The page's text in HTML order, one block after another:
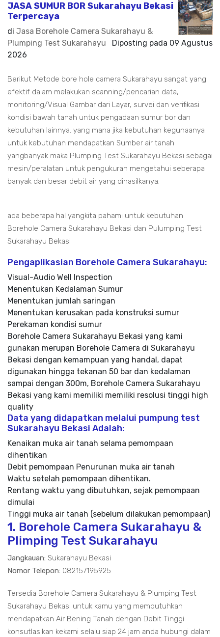
JASA SUMUR BOR Sukarahayu Bekasi
Terpercaya
di Jasa Borehole Camera Sukarahayu &
Plumping Test Sukarahayu
Diposting pada 09 Agustus
2026
Berikut Metode bore hole camera Sukarahayu sangat yang
efektif dalam melakukan scanning/pencarian data,
monitoring/Visual Gambar dari Layar, survei dan verifikasi
kondisi bawah tanah untuk pengadaan sumur bor dan
kebutuhan lainnya. yang mana jika kebutuhan kegunaanya
untuk kebutuhan mendapatkan Sumber air tanah
yangbanyak maka Plumping Test Sukarahayu Bekasi sebagai
mesin/peralatan untuk pengukuran mengetahui seberapa
banyak dan besar debit air yang dihasilkanya.
ada beberapa hal yangkita pahami untuk kebutuhan
Borehole Camera Sukarahayu Bekasi dan Pulumping Test
Sukarahayu Bekasi
Pengaplikasian Borehole Camera Sukarahayu:
Visual-Audio Well Inspection
Menentukan Kedalaman Sumur
Menentukan jumlah saringan
Menentukan kerusakan pada konstruksi sumur
Perekaman kondisi sumur
Borehole Camera Sukarahayu Bekasi yang kami
gunakan merupan Borehole Camera di Sukarahayu
Bekasi dengan kemampuan yang handal, dapat
digunakan hingga tekanan 50 bar dan kedalaman
sampai dengan 300m, Borehole Camera Sukarahayu
Bekasi yang kami memiliki memiliki resolusi tinggi high
quality
Data yang didapatkan melalui pumpung test
Sukarahayu Bekasi Adalah:
Kenaikan muka air tanah selama pemompaan
dihentikan
Debit pemompaan Penurunan muka air tanah
Waktu setelah pemompaan dihentikan.
Rentang waktu yang dibutuhkan, sejak pemompaan
dimulai
Tinggi muka air tanah (sebelum dilakukan pemompaan)
1. Borehole Camera Sukarahayu &
Plimping Test Sukarahayu
Jangkauan: Sukarahayu Bekasi
Nomor Telepon: 082157195925
Tersedia Borehole Camera Sukarahayu & Plumping Test
Sukarahayu Bekasi untuk kamu yang membutuhkan
mendapatkan Air Bening Tanah dengan Debit Tinggi
konsutlasikan kekami selalu siap 24 jam anda hubungi dalam